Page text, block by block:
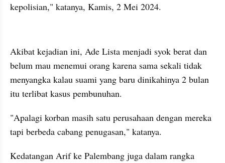
kepolisian," katanya, Kamis, 2 Mei 2024.
Akibat kejadian ini, Ade Lista menjadi syok berat dan
belum mau menemui orang karena sama sekali tidak
menyangka kalau suami yang baru dinikahinya 2 bulan
itu terlibat kasus pembunuhan.
"Apalagi korban masih satu perusahaan dengan mereka
tapi berbeda cabang penugasan," katanya.
Kedatangan Arif ke Palembang juga dalam rangka